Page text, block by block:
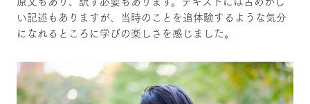
い記述もありますが、当時のことを追体験するような気分
になれるところに学びの楽しさを感じました。